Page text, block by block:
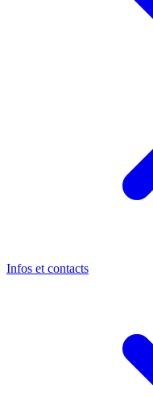
Infos et contacts